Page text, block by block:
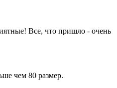
Все, что пришло - очень
чем 80 размер.